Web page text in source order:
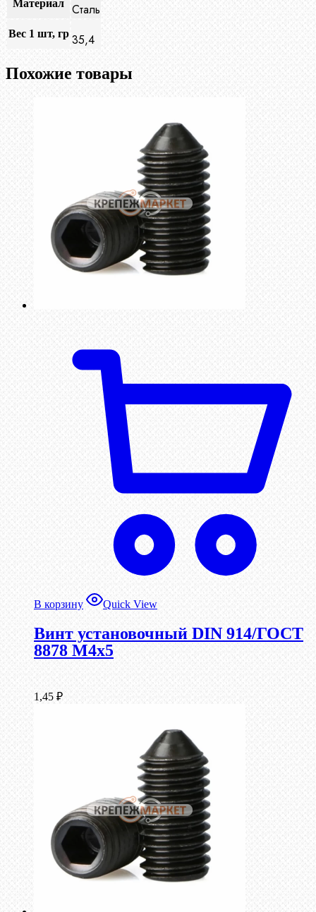
Материал Сталь
Вес 1 шт, гр 35,4
Похожие товары
В корзину Quick View
Винт установочный DIN 914/ГОСТ
8878 M4x5
1,45 ₽